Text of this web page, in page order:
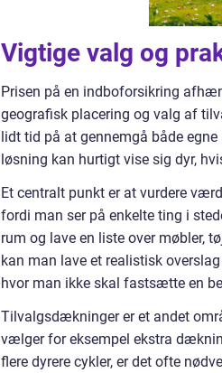
Vigtige valg og
Prisen på en indboforsikring
geografisk placering og valg af
lidt tid på at gennemgå både
løsning kan hurtigt vise sig dyr,
Et centralt punkt er at vurdere
fordi man ser på enkelte ting i
rum og lave en liste over møbler,
kan man lave et realistisk
hvor man ikke skal fastsætte en
Tilvalgsdækninger er et andet
vælger for eksempel ekstra
flere dyrere cykler, er det ofte